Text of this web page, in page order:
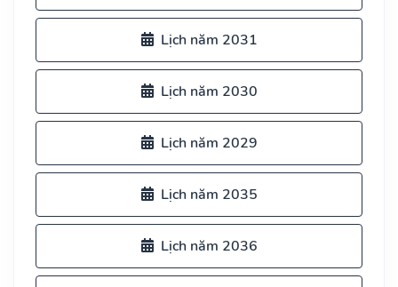
Lịch năm 2031
Lịch năm 2030
Lịch năm 2029
Lịch năm 2035
Lịch năm 2036